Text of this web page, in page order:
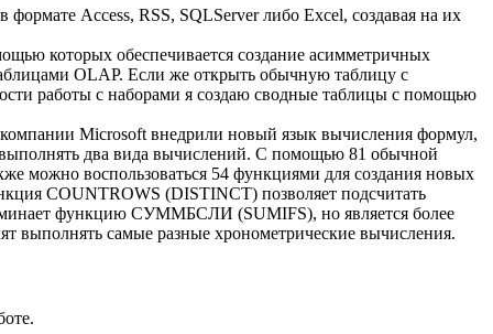
Access, RSS, SQLServer либо Excel, создавая на их
которых обеспечивается создание асимметричных
OLAP. Если же открыть обычную таблицу с
работы с наборами я создаю сводные таблицы с помощью
Microsoft внедрили новый язык вычисления формул,
два вида вычислений. С помощью 81 обычной
можно воспользоваться 54 функциями для создания новых
COUNTROWS (DISTINCT) позволяет подсчитать
функцию СУММБСЛИ (SUMIFS), но является более
самые разные хронометрические вычисления.